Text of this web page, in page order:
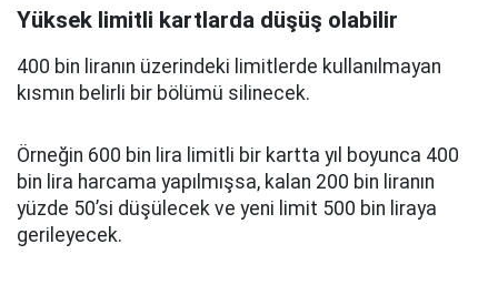
Yüksek limitli kartlarda düşüş olabilir
400 bin liranın üzerindeki limitlerde kullanılmayan
kısmın belirli bir bölümü silinecek.
Örneğin 600 bin lira limitli bir kartta yıl boyunca 400
bin lira harcama yapılmışsa, kalan 200 bin liranın
yüzde 50’si düşülecek ve yeni limit 500 bin liraya
gerileyecek.